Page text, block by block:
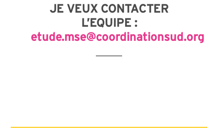
JE VEUX CONTACTER
L’EQUIPE :
etude.mse@coordinationsud.org